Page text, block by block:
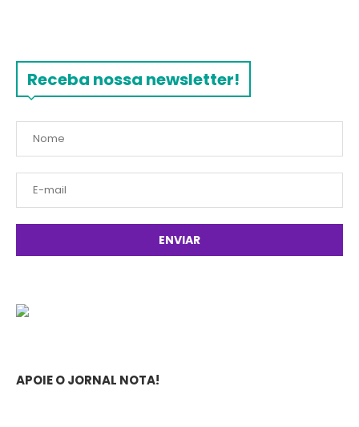
Receba nossa newsletter!
APOIE O JORNAL NOTA!